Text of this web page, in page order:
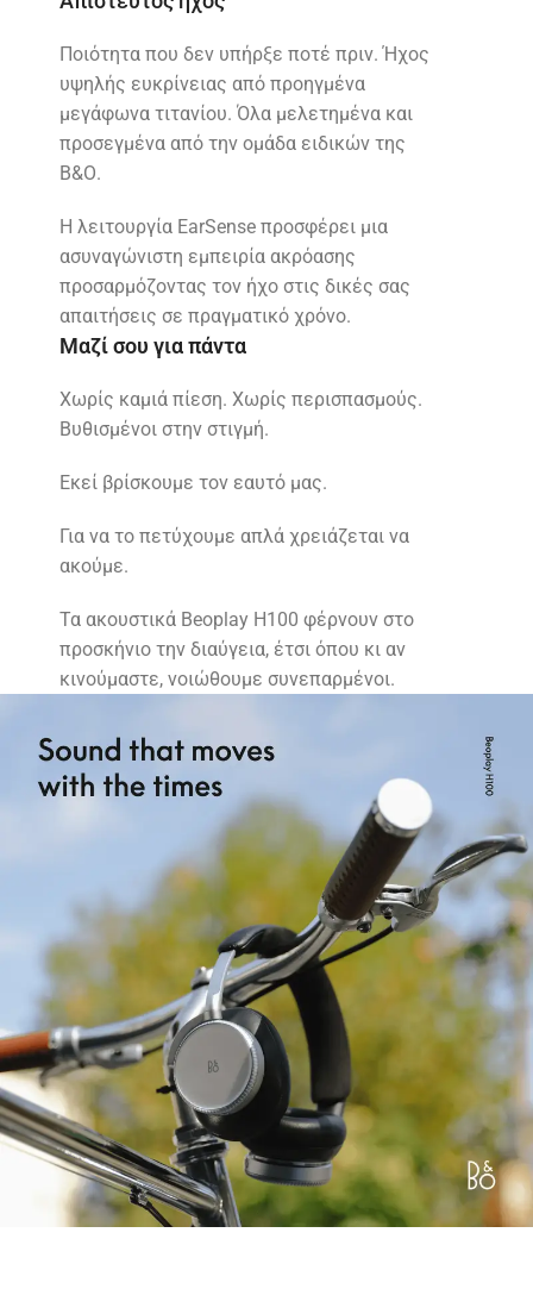
Ποιότητα που δεν υπήρξε ποτέ πριν. Ήχος
υψηλής ευκρίνειας από προηγμένα
μεγάφωνα τιτανίου. Όλα μελετημένα και
προσεγμένα από την ομάδα ειδικών της
Β&Ο.
Η λειτουργία EarSense προσφέρει μια
ασυναγώνιστη εμπειρία ακρόασης
προσαρμόζοντας τον ήχο στις δικές σας
απαιτήσεις σε πραγματικό χρόνο.
Μαζί σου για πάντα
Χωρίς καμιά πίεση. Χωρίς περισπασμούς.
Βυθισμένοι στην στιγμή.
Εκεί βρίσκουμε τον εαυτό μας.
Για να το πετύχουμε απλά χρειάζεται να
ακούμε.
Τα ακουστικά Beoplay H100 φέρνουν στο
προσκήνιο την διαύγεια, έτσι όπου κι αν
κινούμαστε, νοιώθουμε συνεπαρμένοι.